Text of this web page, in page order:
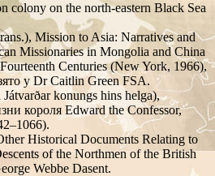
colony on the north-eastern Black Sea
Mission to Asia: Narratives and
Missionaries in Mongolia and China
Centuries (New York, 1966),
у Dr Caitlin Green FSA.
Játvarðar konungs hins helga),
короля Edward the Confessor,
Historical Documents Relating to
of the Northmen of the British
Webbe Dasent.